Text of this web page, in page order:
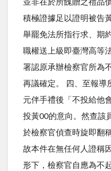
並非在於所餽贈之禮品
積極證據足以證明被告
舉罷免法所指行求、期
職權送上級即臺灣高等
署認原承辦檢察官所為
再議確定。 四、至報導
元伴手禮後「不投給他
投黃00的意向。然查該
於檢察官偵查時旋即翻
故本件在無任何人證稱
形下，檢察官自應為不